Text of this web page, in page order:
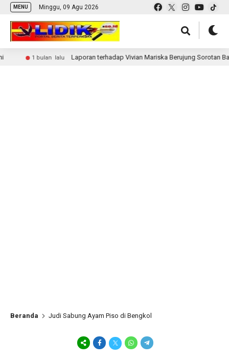
MENU Minggu, 09 Agu 2026
1 bulan lalu Laporan terhadap Vivian Mariska Berujung Sorotan
Beranda Judi Sabung Ayam Piso di Bengkol